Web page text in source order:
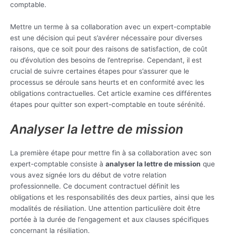
comptable.
Mettre un terme à sa collaboration avec un expert-comptable
est une décision qui peut s’avérer nécessaire pour diverses
raisons, que ce soit pour des raisons de satisfaction, de coût
ou d’évolution des besoins de l’entreprise. Cependant, il est
crucial de suivre certaines étapes pour s’assurer que le
processus se déroule sans heurts et en conformité avec les
obligations contractuelles. Cet article examine ces différentes
étapes pour quitter son expert-comptable en toute sérénité.
Analyser la lettre de mission
La première étape pour mettre fin à sa collaboration avec son
expert-comptable consiste à analyser la lettre de mission que
vous avez signée lors du début de votre relation
professionnelle. Ce document contractuel définit les
obligations et les responsabilités des deux parties, ainsi que les
modalités de résiliation. Une attention particulière doit être
portée à la durée de l’engagement et aux clauses spécifiques
concernant la résiliation.